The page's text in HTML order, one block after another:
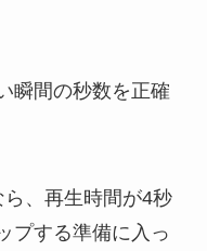
瞬間の秒数を正確
、再生時間が4秒
プする準備に入っ